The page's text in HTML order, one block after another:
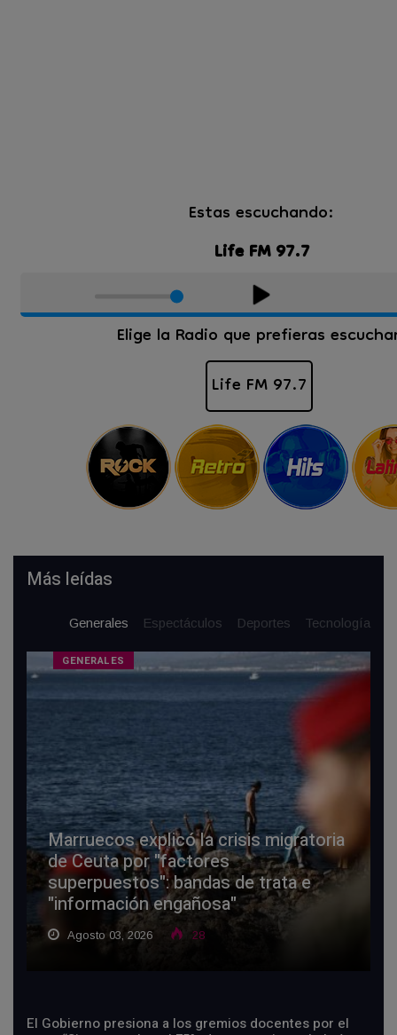
Más leídas
Generales Espectáculos Deportes Tecnología
GENERALES
Marruecos explicó la crisis migratoria
de Ceuta por "factores
superpuestos": bandas de trata e
"información engañosa"
Agosto 03, 2026 28
El Gobierno presiona a los gremios docentes por el